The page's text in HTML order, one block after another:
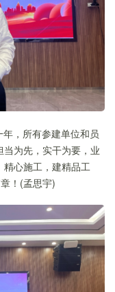
，所有参建单位和员
当为先，实干为要，业
精心施工，建精品工
！(孟思宇)